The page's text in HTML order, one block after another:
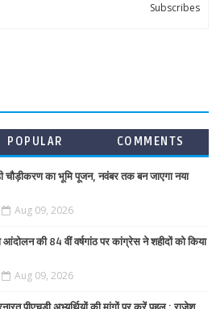
Subscribes
POPULAR COMMENTS
चौड़ीकरण का भूमि पूजन, नवंबर तक बन जाएगा नया
Aug 09, 2026
आंदोलन की 84 वीं वर्षगांठ पर कांग्रेस ने शहीदों को किया
Aug 09, 2026